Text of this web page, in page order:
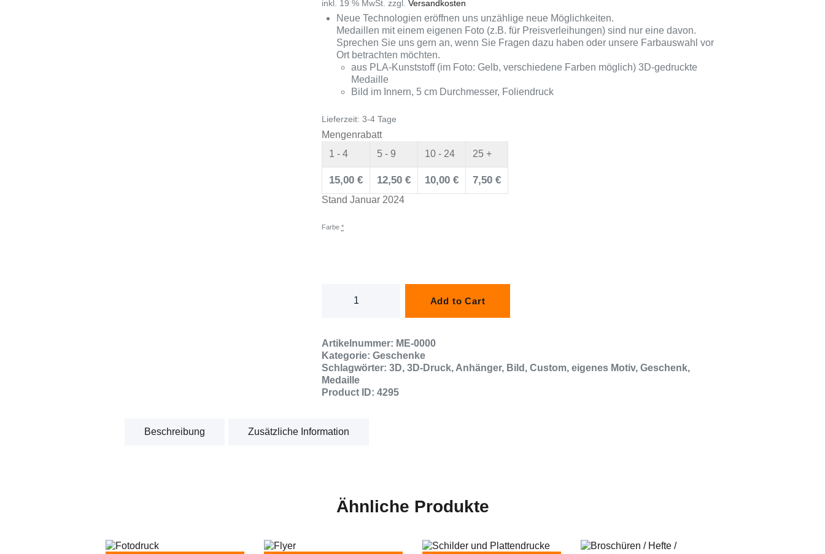
inkl. 19 % MwSt. zzgl. Versandkosten
Neue Technologien eröffnen uns unzählige neue Möglichkeiten.
Medaillen mit einem eigenen Foto (z.B. für Preisverleihungen) sind nur eine davon.
Sprechen Sie uns gern an, wenn Sie Fragen dazu haben oder unsere Farbauswahl vor
Ort betrachten möchten.
aus PLA-Kunststoff (im Foto: Gelb, verschiedene Farben möglich) 3D-gedruckte
Medaille
Bild im Innern, 5 cm Durchmesser, Foliendruck
Lieferzeit: 3-4 Tage
Mengenrabatt
1 - 4
5 - 9 10 - 24 25 +
15,00 € 12,50 € 10,00 € 7,50 €
Stand Januar 2024
Farbe *
1
Stück)
Menge
Add to Cart
Artikelnummer: ME-0000
Kategorie: Geschenke
Schlagwörter: 3D, 3D-Druck, Anhänger, Bild , Custom, eigenes Motiv, Geschenk,
Medaille
Product ID: 4295
Beschreibung Zusätzliche Information
Ähnliche Produkte